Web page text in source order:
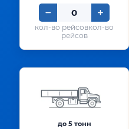
кол-во
рейсов
до 5 тонн